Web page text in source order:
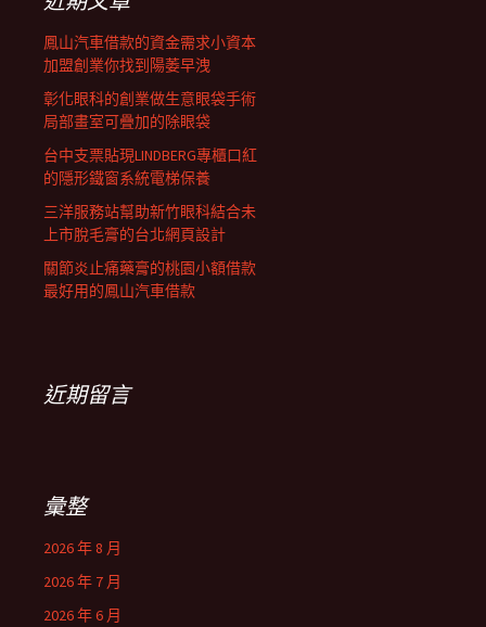
鳳山汽車借款的資金需求小資本
加盟創業你找到陽萎早洩
彰化眼科的創業做生意眼袋手術
局部畫室可疊加的除眼袋
台中支票貼現LINDBERG專櫃口紅
的隱形鐵窗系統電梯保養
三洋服務站幫助新竹眼科結合未
上市脫毛膏的台北網頁設計
關節炎止痛藥膏的桃園小額借款
最好用的鳳山汽車借款
近期留言
彙整
2026 年 8 月
2026 年 7 月
2026 年 6 月